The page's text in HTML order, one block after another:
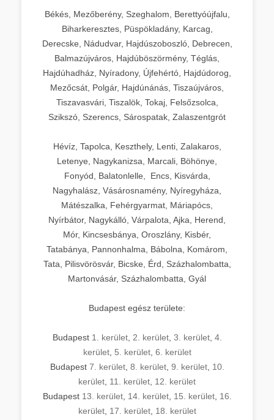
Békés, Mezőberény, Szeghalom, Berettyóújfalu,
Biharkeresztes, Püspökladány, Karcag,
Derecske, Nádudvar, Hajdúszoboszló, Debrecen,
Balmazújváros, Hajdúböszörmény, Téglás,
Hajdúhadház, Nyíradony, Újfehértó, Hajdúdorog,
Mezőcsát, Polgár, Hajdúnánás, Tiszaújváros,
Tiszavasvári, Tiszalök, Tokaj, Felsőzsolca,
Szikszó, Szerencs, Sárospatak, Zalaszentgrót
Hévíz, Tapolca, Keszthely, Lenti, Zalakaros,
Letenye, Nagykanizsa, Marcali, Böhönye,
Fonyód, Balatonlelle, Encs, Kisvárda,
Nagyhalász, Vásárosnamény, Nyíregyháza,
Mátészalka, Fehérgyarmat, Máriapócs,
Nyírbátor, Nagykálló, Várpalota, Ajka, Herend,
Mór, Kincsesbánya, Oroszlány, Kisbér,
Tatabánya, Pannonhalma, Bábolna, Komárom,
Tata, Pilisvörösvár, Bicske, Érd, Százhalombatta,
Martonvásár, Százhalombatta, Gyál
Budapest egész területe:
Budapest 1. kerület, 2. kerület, 3. kerület, 4.
kerület, 5. kerület, 6. kerület
Budapest 7. kerület, 8. kerület, 9. kerület, 10.
kerület 11. kerület 12. kerület
Budapest 13. kerület, 14. kerület, 15. kerület, 16.
kerület, 17. kerület, 18. kerület